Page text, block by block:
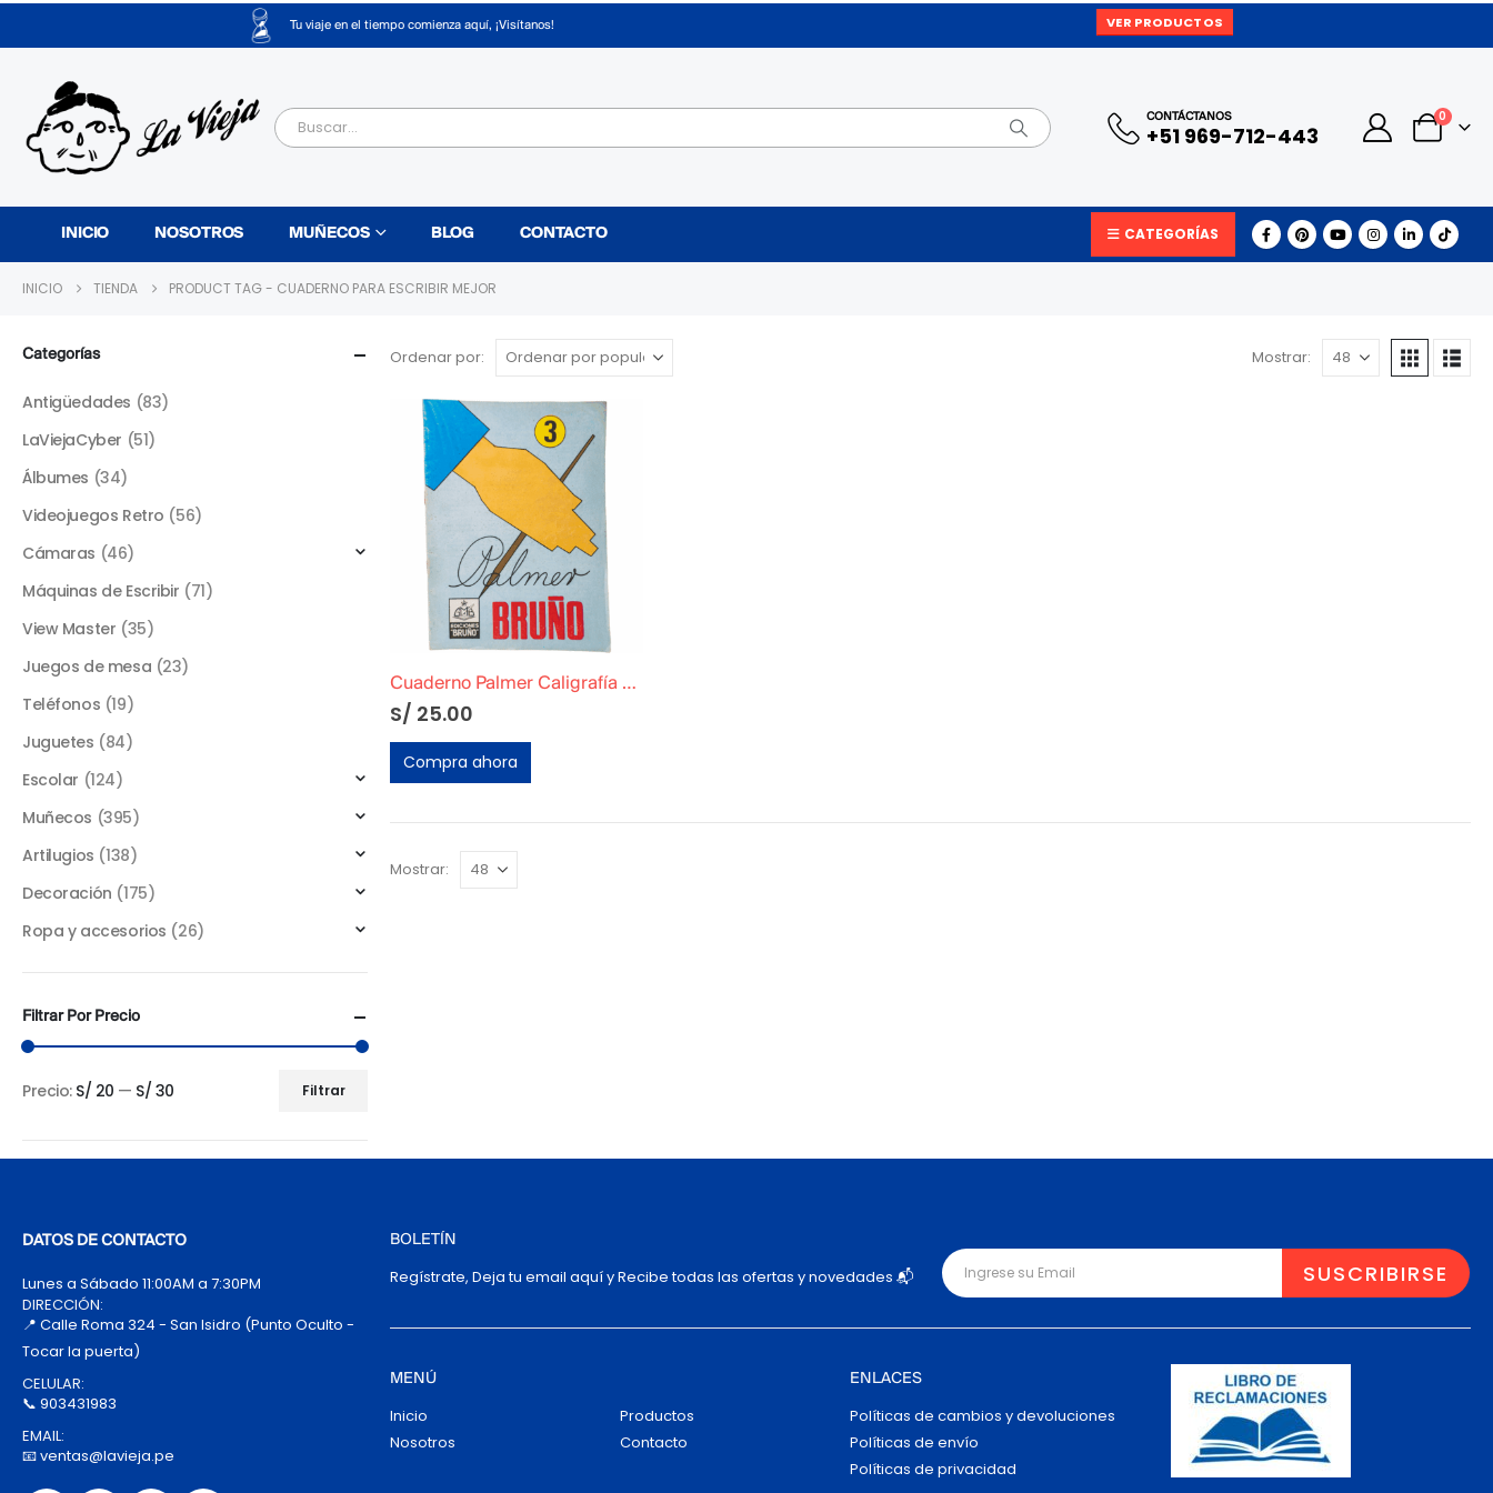
Tu viaje en el tiempo comienza aquí, ¡Visítanos! VER PRODUCTOS
CONTÁCTANOS
+51 969-712-443
0
INICIO NOSOTROS MUÑECOS BLOG CONTACTO CATEGORÍAS
INICIO TIENDA PRODUCT TAG - CUADERNO PARA ESCRIBIR MEJOR
Ordenar por: Mostrar:
Cuaderno Palmer Caligrafía Original Tomo 3
S/ 25.00
Compra ahora
Mostrar:
Categorías
Antigüedades (83)
LaViejaCyber (51)
Álbumes (34)
Videojuegos Retro (56)
Cámaras (46)
Máquinas de Escribir (71)
View Master (35)
Juegos de mesa (23)
Teléfonos (19)
Juguetes (84)
Escolar (124)
Muñecos (395)
Artilugios (138)
Decoración (175)
Ropa y accesorios (26)
Filtrar Por Precio
mínimo
máximo
Filtrar
Precio: S/ 20 — S/ 30
DATOS DE CONTACTO
Lunes a Sábado 11:00AM a 7:30PM
DIRECCIÓN:
📍 Calle Roma 324 - San Isidro (Punto Oculto -
Tocar la puerta)
CELULAR:
📞 903431983
EMAIL:
📧 ventas@lavieja.pe
BOLETÍN
Regístrate, Deja tu email aquí y Recibe todas las ofertas y novedades 📬
MENÚ
Inicio
Nosotros
Productos
Contacto
ENLACES
Políticas de cambios y devoluciones
Políticas de envío
Políticas de privacidad